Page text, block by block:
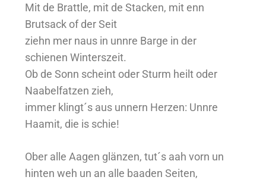
Mit de Brattle, mit de Stacken, mit enn
Brutsack of der Seit
ziehn mer naus in unnre Barge in der
schienen Winterszeit.
Ob de Sonn scheint oder Sturm heilt oder
Naabelfatzen zieh,
immer klingt´s aus unnern Herzen: Unnre
Haamit, die is schie!
Ober alle Aagen glänzen, tut´s aah vorn un
hinten weh un an alle baaden Seiten,